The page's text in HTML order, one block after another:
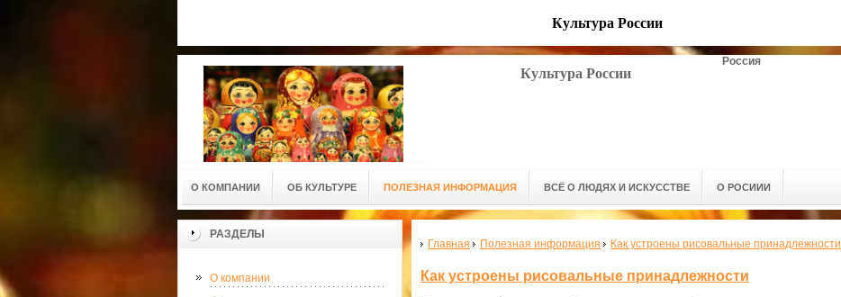
Культура России
Культура России
Россия
О КОМПАНИИ ОБ КУЛЬТУРЕ ПОЛЕЗНАЯ ИНФОРМАЦИЯ ВСЁ О ЛЮДЯХ И ИСКУССТВЕ О РОСИИИ
РАЗДЕЛЫ
О компании
Главная Полезная информация Как устроены рисовальные принадлежности
Как устроены рисовальные принадлежности